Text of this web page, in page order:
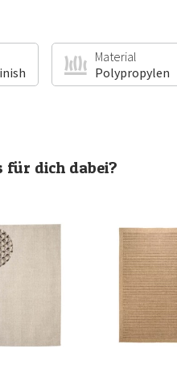
Material
Polypropylen
für dich dabei?